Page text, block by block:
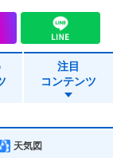
注目
コンテンツ
天気図